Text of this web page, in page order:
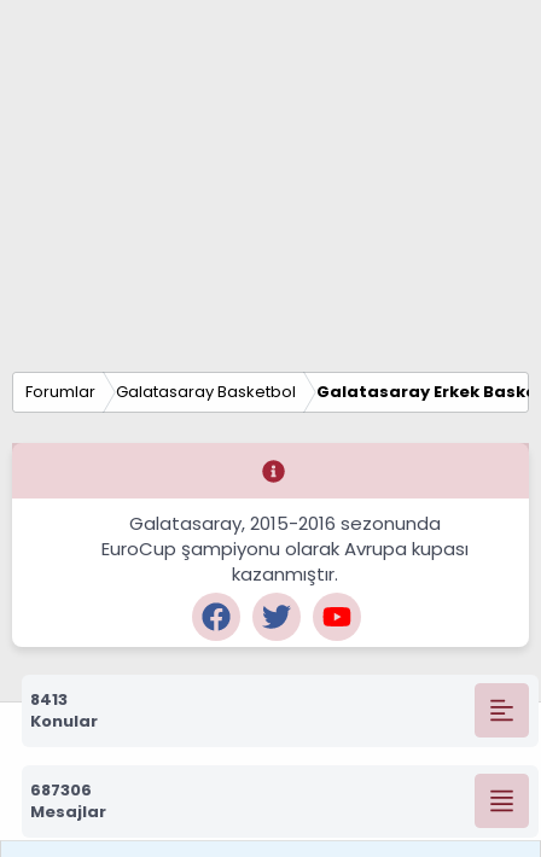
Forumlar Galatasaray Basketbol Galatasaray Erkek
Galatasaray, 2015-2016 sezonunda
EuroCup şampiyonu olarak Avrupa kupası
kazanmıştır.
8413
Konular
687306
Mesajlar